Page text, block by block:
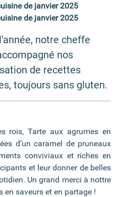
de janvier 2025
de janvier 2025
notre cheffe
nos
de recettes
toujours sans gluten.
rois, Tarte aux agrumes en
d’un caramel de pruneaux
conviviaux et riches en
et leur donner de belles
Un grand merci à nottre
en saveurs et en partage !